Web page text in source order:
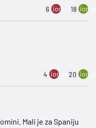
6 ion:minus
18
4 ion:minus
20
Mali je za Spaniju